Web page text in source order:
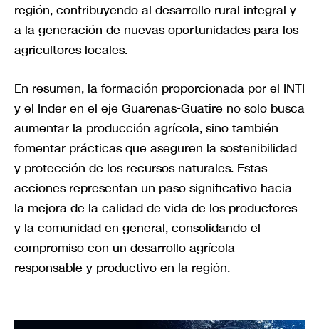
región, contribuyendo al desarrollo rural integral y
a la generación de nuevas oportunidades para los
agricultores locales.
En resumen, la formación proporcionada por el INTI
y el Inder en el eje Guarenas-Guatire no solo busca
aumentar la producción agrícola, sino también
fomentar prácticas que aseguren la sostenibilidad
y protección de los recursos naturales. Estas
acciones representan un paso significativo hacia
la mejora de la calidad de vida de los productores
y la comunidad en general, consolidando el
compromiso con un desarrollo agrícola
responsable y productivo en la región.